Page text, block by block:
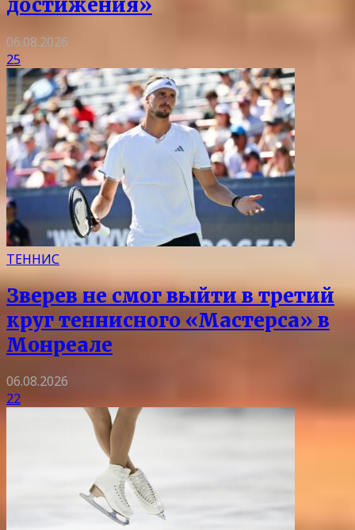
достижения»
06.08.2026
25
ТЕННИС
Зверев не смог выйти в третий
круг теннисного «Мастерса» в
Монреале
06.08.2026
22